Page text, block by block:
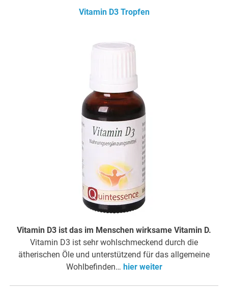
Vitamin D3 Tropfen
Vitamin D3 ist das im Menschen wirksame Vitamin D.
Vitamin D3 ist sehr wohlschmeckend durch die
ätherischen Öle und unterstützend für das allgemeine
Wohlbefinden… hier weiter